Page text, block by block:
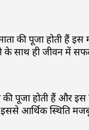
माता की पूजा होती हैं
साथ ही जीवन में
की पूजा होती हैं और
आर्थिक स्थिति